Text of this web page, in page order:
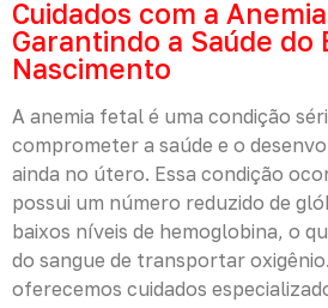
Cuidados com a
Garantindo a Saúde do
Nascimento
A anemia fetal é uma condição
comprometer a saúde e o
ainda no útero. Essa condição
possui um número reduzido de
baixos níveis de hemoglobina, o
do sangue de transportar
oferecemos cuidados